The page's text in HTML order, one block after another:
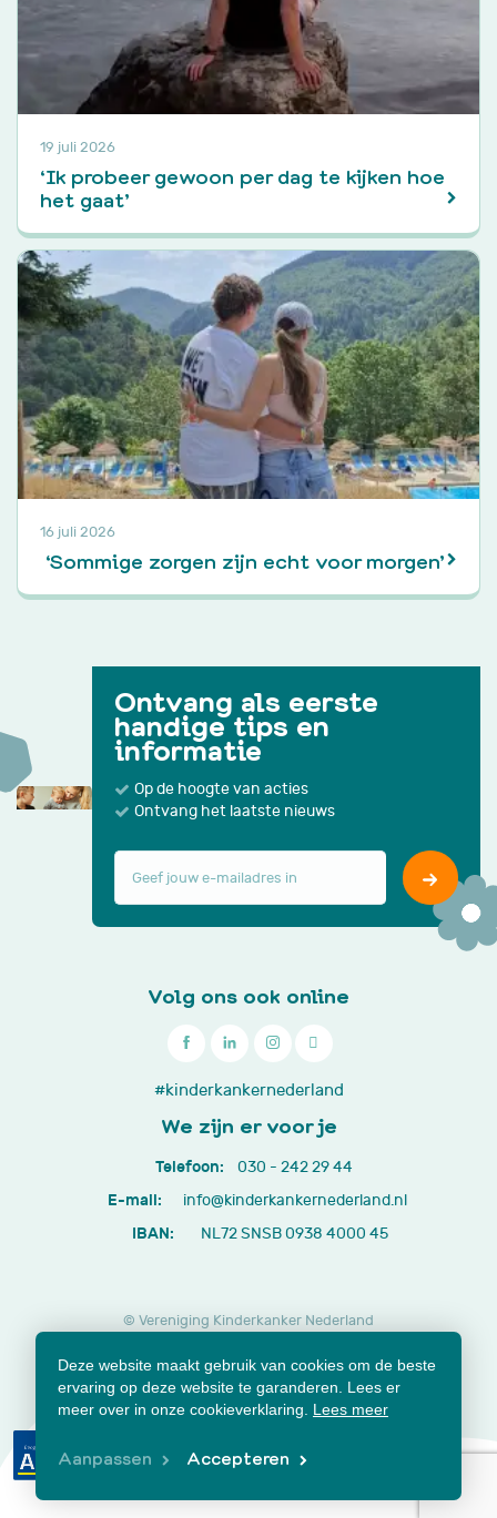
Deze website maakt gebruik van cookies om de beste
ervaring op deze website te garanderen. Lees er
meer over in onze cookieverklaring. Lees meer
Accepteren
Aanpassen
19 juli 2026
‘Ik probeer gewoon per dag te kijken hoe
het gaat’
16 juli 2026
‘Sommige zorgen zijn echt voor morgen’
Ontvang als eerste
handige tips en
informatie
Op de hoogte van acties
Ontvang het laatste nieuws
Volg ons ook online

242
29
44
#kinderkankernederland
We zijn er voor je
Telefoon:
030 - 242 29 44
E-mail:
info@kinderkankernederland.nl
IBAN:
NL72 SNSB 0938 4000 45
© Vereniging Kinderkanker Nederland
Lidmaatschap opzeggen
Jaarverslagen en documenten
Klachtenformulier
Samen voor beter.